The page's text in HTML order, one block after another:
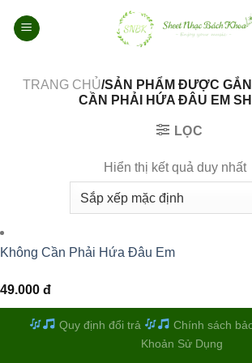
qua
TRANG CHỦ/SẢN PHẨM ĐƯỢC
CẦN PHẢI HỨA ĐÂU EM
LỌC
Hiển thị kết quả duy nhất
Không Cần Phải Hứa Đâu Em
49.000 đ
Quy định đổi trả Chính sách
Khoản Sử Dụng